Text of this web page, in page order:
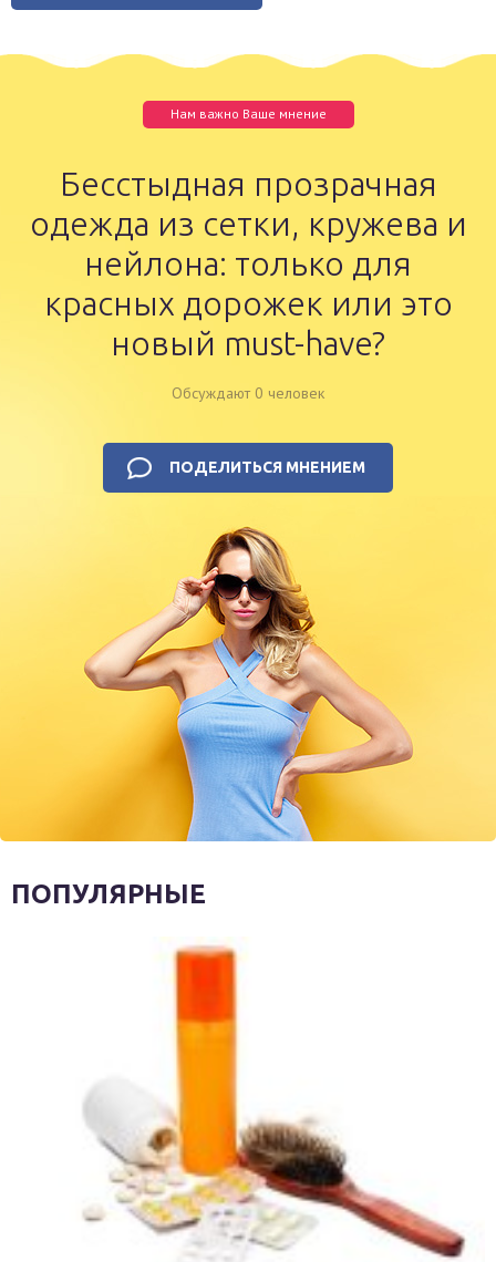
Нам важно Ваше мнение
Бесстыдная прозрачная
одежда из сетки, кружева и
нейлона: только для
красных дорожек или это
новый must-have?
Обсуждают 0 человек
ПОДЕЛИТЬСЯ МНЕНИЕМ
ПОПУЛЯРНЫЕ